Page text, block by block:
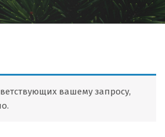
вашему запросу,